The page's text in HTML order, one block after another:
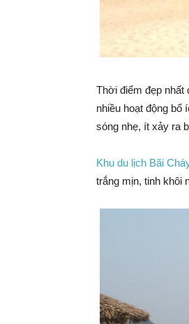
Thời điểm đẹp nhất
nhiều hoạt động bổ
sóng nhẹ, ít xảy ra
Khu du lịch Bãi
trắng mịn, tinh khôi